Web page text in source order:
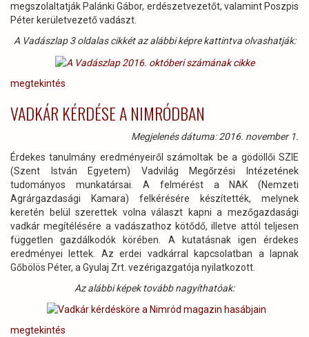
megszolaltatják Palánki Gábor, erdészetvezetőt, valamint Poszpis
Péter kerületvezető vadászt.
A Vadászlap 3 oldalas cikkét az alábbi képre kattintva olvashatják:
megtekintés
VADKÁR KÉRDÉSE A NIMRÓDBAN
Megjelenés dátuma: 2016. november 1.
Érdekes tanulmány eredményeiről számoltak be a gödöllői SZIE
(Szent István Egyetem) Vadvilág Megőrzési Intézetének
tudományos munkatársai. A felmérést a NAK (Nemzeti
Agrárgazdasági Kamara) felkérésére készítették, melynek
keretén belül szerettek volna választ kapni a mezőgazdasági
vadkár megítélésére a vadászathoz kötődő, illetve attól teljesen
független gazdálkodók körében. A kutatásnak igen érdekes
eredményei lettek. Az erdei vadkárral kapcsolatban a lapnak
Gőbölös Péter, a Gyulaj Zrt. vezérigazgatója nyilatkozott.
Az alábbi képek tovább nagyíthatóak:
megtekintés